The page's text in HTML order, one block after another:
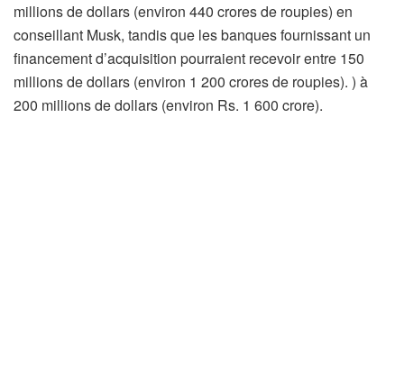
millions de dollars (environ 440 crores de roupies) en
conseillant Musk, tandis que les banques fournissant un
financement d’acquisition pourraient recevoir entre 150
millions de dollars (environ 1 200 crores de roupies). ) à
200 millions de dollars (environ Rs. 1 600 crore).